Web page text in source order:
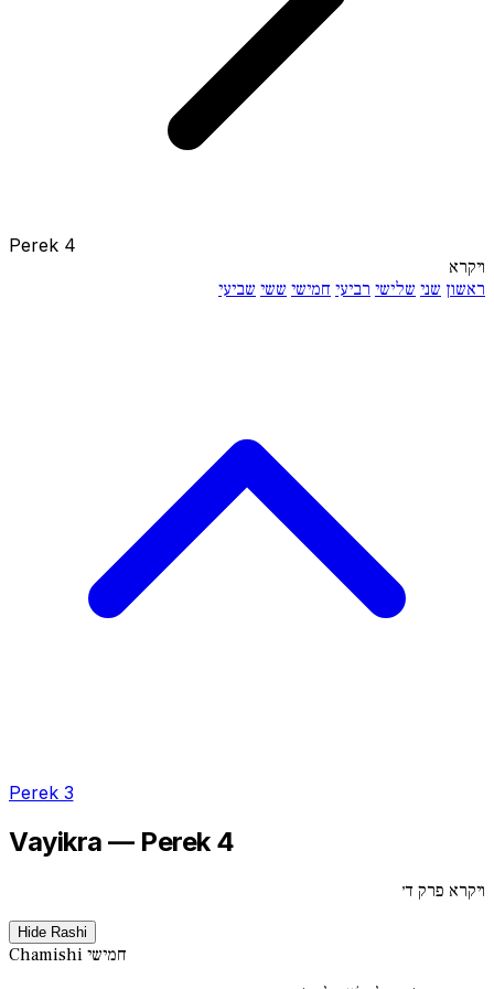
Perek 4
ויקרא
ראשון שני שלישי רביעי חמישי ששי שביעי
Perek 3
Vayikra — Perek 4
ויקרא פרק ד׳
Hide Rashi
Chamishi חמישי